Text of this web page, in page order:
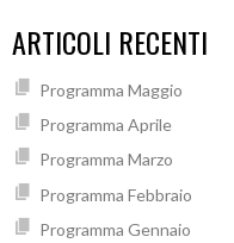
ARTICOLI RECENTI
Programma Maggio
Programma Aprile
Programma Marzo
Programma Febbraio
Programma Gennaio